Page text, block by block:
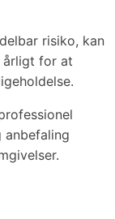
risiko, kan
for at